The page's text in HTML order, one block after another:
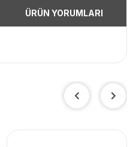
ÜRÜN YORUMLARI